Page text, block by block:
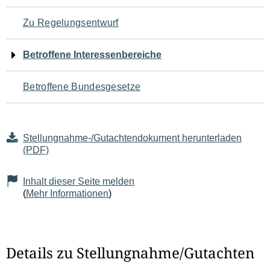
für
den
Seiteninhalt
Zu Regelungsentwurf
Betroffene Interessenbereiche
Betroffene Bundesgesetze
Stellungnahme-/Gutachtendokument herunterladen
(PDF)
Inhalt dieser Seite melden
(Mehr Informationen)
Details zu Stellungnahme/Gutachten